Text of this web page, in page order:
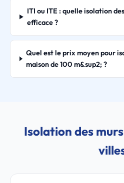
ITI ou ITE : quelle isolation
efficace ?
Quel est le prix moyen pour
maison de 100 m&sup2; ?
Isolation des